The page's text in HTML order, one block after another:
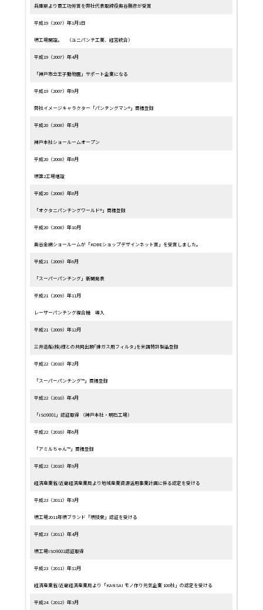
兵庫県より商工功労賞を弊社代表取締役奥谷勝彦が受賞
平成19（2007）年1月1日
堺工場開設。 （ユニパンチ工業、経営統合）
平成19（2007）年4月
「神戸市立王子動物園」サポート企業になる
平成19（2007）年9月
弊社イメージキャラクター「パンチングマン®」商標登録
平成20（2008）年1月
神戸本社ショールームオープン
平成20（2008）年8月
堺第2工場増設
平成20（2008）年8月
「オクタニパンチングワールド®」商標登録
平成20（2008）年10月
奥谷金網ショールームが「KOBEショップデザインネット賞」を受賞しました。
平成21（2009）年6月
「スーパーパンチング」新聞発表
平成21（2009）年11月
レーザーパンチング複合機 導入
平成21（2009）年12月
三井造船(株)様との共同出願｢排ガス用フィルタ｣を米国特許製品登録
平成22（2010）年2月
「スーパーパンチング™」商標登録
平成22（2010）年4月
「ISO9001」認証取得 （神戸本社・明石工場）
平成22（2010）年6月
「アミルちゃん™」商標登録
平成22（2010）年9月
経済産業省/近畿経済産業局より地域産業資源活用事業計画に係る認定を受ける
平成23（2011）年3月
堺工場2011年堺ブランド「堺技衆」認証を受ける
平成23（2011）年4月
堺工場ISO9001認証取得
平成23（2011）年12月
経済産業省/近畿経済産業局より「KANSAI モノ作り元気企業 100社」の認定を受ける
平成24（2012）年3月